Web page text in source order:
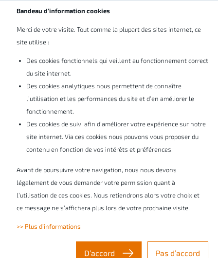
Bandeau d’information cookies
Merci de votre visite. Tout comme la plupart des sites internet, ce
site utilise :
Des cookies fonctionnels qui veillent au fonctionnement correct
du site internet.
Des cookies analytiques nous permettent de connaître
l’utilisation et les performances du site et d’en améliorer le
fonctionnement.
Des cookies de suivi afin d’améliorer votre expérience sur notre
site internet. Via ces cookies nous pouvons vous proposer du
contenu en fonction de vos intérêts et préférences.
Avant de poursuivre votre navigation, nous nous devons
légalement de vous demander votre permission quant à
l’utilisation de ces cookies. Nous retiendrons alors votre choix et
ce message ne s’affichera plus lors de votre prochaine visite.
>> Plus d’informations
D’accord Pas d’accord
Abonnez-vous à nos newsletters
Formations SOLIDWORKS &
DraftSight
Augmentez vos compétences techniques en
conception mécanique et obtenez la bonne
méthodologie de travail grâce à nos
votre site, dans un de nos centres de